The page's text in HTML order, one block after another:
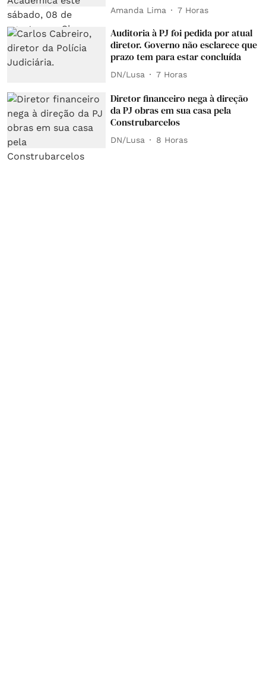
Amanda Lima 7 Horas
Auditoria à PJ foi pedida por atual
diretor. Governo não esclarece que
prazo tem para estar concluída
DN/Lusa 7 Horas
Diretor financeiro nega à direção
da PJ obras em sua casa pela
Construbarcelos
DN/Lusa 8 Horas